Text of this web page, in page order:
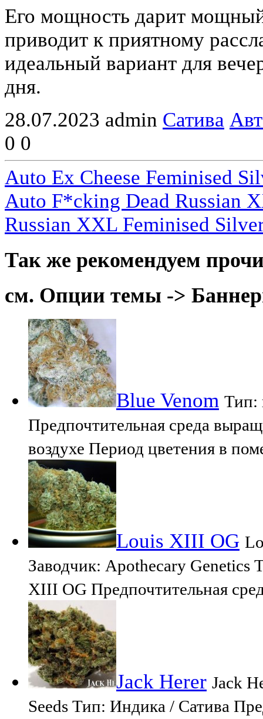
Его мощность дарит
приводит к приятному
идеальный вариант для
дня.
28.07.2023 admin Сатива
0 0
Auto Ex Cheese Feminised
Auto F*cking Dead Russian
Russian XXL Feminised
Так же рекомендуем
см. Опции темы ->
Blue Venom Тип:
Предпочтительная среда
воздухе Период цветения в
Louis XIII OG
Заводчик: Apothecary
XIII OG Предпочтительная
Jack Herer Jack
Seeds Тип: Индика / Сатива